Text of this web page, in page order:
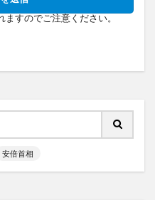
すのでご注意ください。
安倍首相